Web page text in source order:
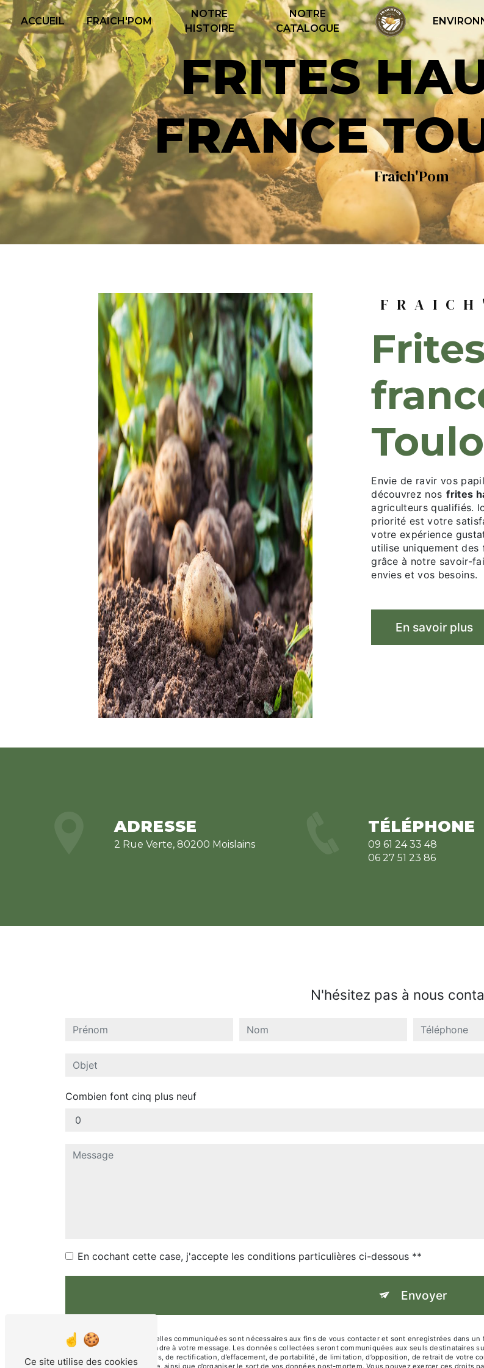
ACCUEIL FRAICH'POM
NOTRE
HISTOIRE
NOTRE
CATALOGUE
FRITES HAUTS DE
FRANCE
Fraich'Pom
frites hauts de
Envie de ravir vos
découvrez nos frites
agriculteurs qualifiés.
priorité est votre
votre expérience
utilise uniquement des
grâce à notre savoir-
envies et vos besoins.
En savoir plus
ADRESSE
2 Rue Verte, 80200 Moislains
TÉLÉPHONE
09 61 24 33 48
06 27 51 23 86
N'hésitez pas à nous
Combien font cinq plus neuf
En cochant cette case, j'accepte les conditions particulières ci-dessous **
Envoyer
** Les données personnelles communiquées sont nécessaires aux fins de vous contacter et sont enregistrées dans
dans le seul but de répondre à votre message. Les données collectées seront communiquées aux seuls destinataires
disposez de droits d’accès, de rectification, d’effacement, de portabilité, de limitation, d’opposition, de retrait de votre
Panneau de gestion des cookies
Ce site utilise des cookies